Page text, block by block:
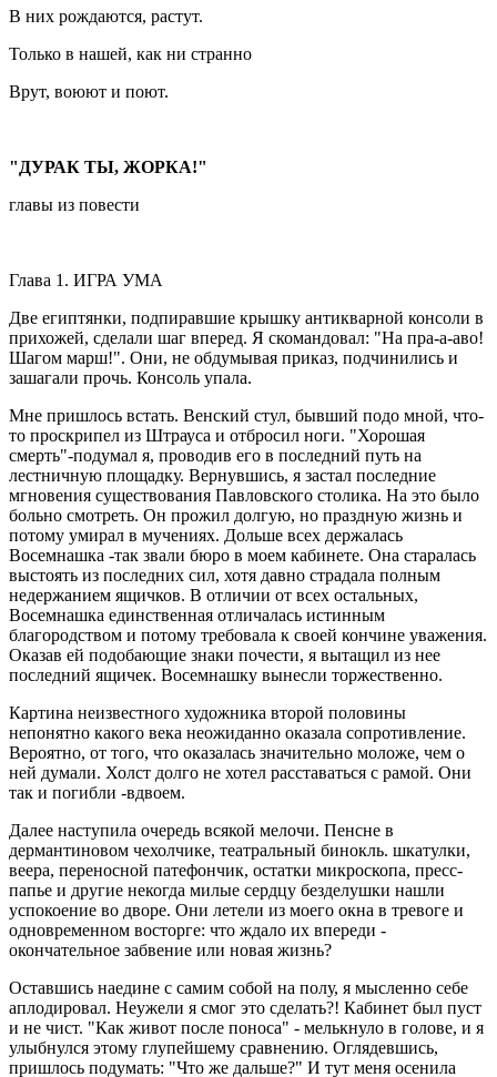
В них рождаются, растут.
Только в нашей, как ни странно
Врут, воюют и поют.
"ДУРАК ТЫ, ЖОРКА!"
главы из повести
Глава 1. ИГРА УМА
Две египтянки, подпиравшие крышку антикварной консоли в
прихожей, сделали шаг вперед. Я скомандовал: "На пра-а-аво!
Шагом марш!". Они, не обдумывая приказ, подчинились и
зашагали прочь. Консоль упала.
Мне пришлось встать. Венский стул, бывший подо мной, что-
то проскрипел из Штрауса и отбросил ноги. "Хорошая
смерть"-подумал я, проводив его в последний путь на
лестничную площадку. Вернувшись, я застал последние
мгновения существования Павловского столика. На это было
больно смотреть. Он прожил долгую, но праздную жизнь и
потому умирал в мучениях. Дольше всех держалась
Восемнашка -так звали бюро в моем кабинете. Она старалась
выстоять из последних сил, хотя давно страдала полным
недержанием ящичков. В отличии от всех остальных,
Восемнашка единственная отличалась истинным
благородством и потому требовала к своей кончине уважения.
Оказав ей подобающие знаки почести, я вытащил из нее
последний ящичек. Восемнашку вынесли торжественно.
Картина неизвестного художника второй половины
непонятно какого века неожиданно оказала сопротивление.
Вероятно, от того, что оказалась значительно моложе, чем о
ней думали. Холст долго не хотел расставаться с рамой. Они
так и погибли -вдвоем.
Далее наступила очередь всякой мелочи. Пенсне в
дермантиновом чехолчике, театральный бинокль. шкатулки,
веера, переносной патефончик, остатки микроскопа, пресс-
папье и другие некогда милые сердцу безделушки нашли
успокоение во дворе. Они летели из моего окна в тревоге и
одновременном восторге: что ждало их впереди -
окончательное забвение или новая жизнь?
Оставшись наедине с самим собой на полу, я мысленно себе
аплодировал. Неужели я смог это сделать?! Кабинет был пуст
и не чист. "Как живот после поноса" - мелькнуло в голове, и я
улыбнулся этому глупейшему сравнению. Оглядевшись,
пришлось подумать: "Что же дальше?" И тут меня осенила